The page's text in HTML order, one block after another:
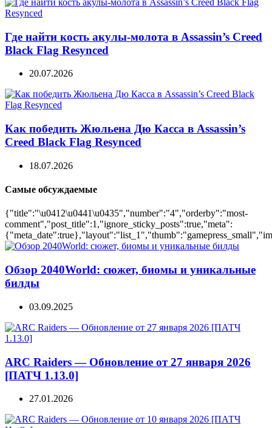
Где найти кость акулы-молота в Assassin’s Creed
Black Flag Resynced
20.07.2026
Как победить Жюльена Дю Касса в Assassin’s
Creed Black Flag Resynced
18.07.2026
Самые обсуждаемые
{"title":"\u0412\u0441\u0435","number":"4","orderby":"most-
comment","post_title":1,"ignore_sticky_posts":true,"meta":
Обзор 2040World: сюжет, биомы и уникальные
билды
03.09.2025
ARC Raiders — Обновление от 27 января 2026
[ПАТЧ 1.13.0]
27.01.2026